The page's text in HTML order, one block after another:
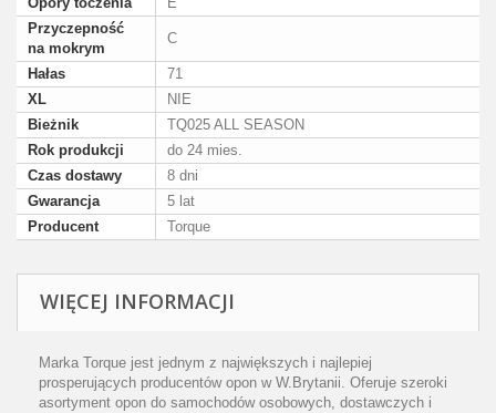
Przyczepność
na mokrym
C
Hałas
71
XL
NIE
Bieżnik
TQ025 ALL SEASON
Rok produkcji
do 24 mies.
Czas dostawy
8 dni
Gwarancja
5 lat
Producent
Torque
WIĘCEJ INFORMACJI
Marka Torque jest jednym z największych i najlepiej
prosperujących producentów opon w W.Brytanii. Oferuje szeroki
asortyment opon do samochodów osobowych, dostawczych i